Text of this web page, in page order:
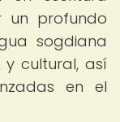
un profundo
sogdiana
cultural, así
en el